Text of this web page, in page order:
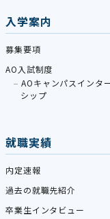
入学案内
募集要項
AO入試制度
AOキャンパスインタ
シップ
就職実績
内定速報
過去の就職先紹介
卒業生インタビュー